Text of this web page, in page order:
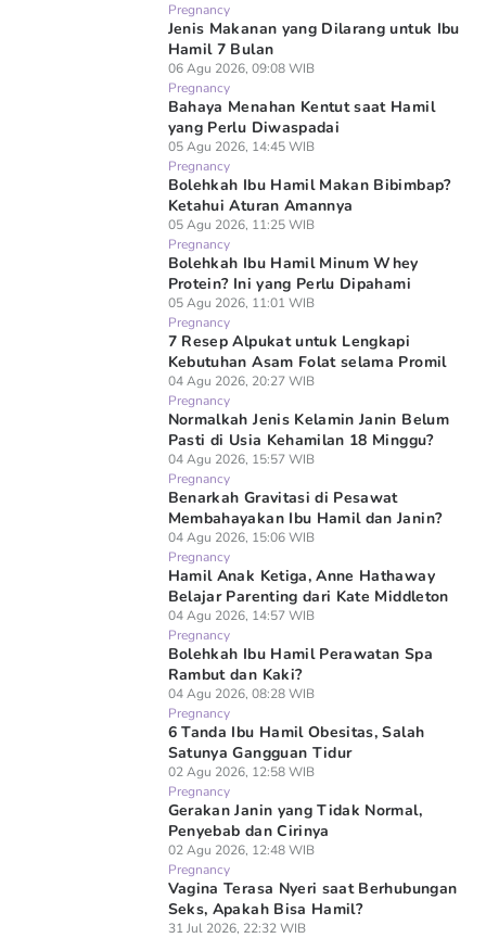
Pregnancy
Jenis Makanan yang Dilarang untuk Ibu
Hamil 7 Bulan
06 Agu 2026, 09:08 WIB
Pregnancy
Bahaya Menahan Kentut saat Hamil
yang Perlu Diwaspadai
05 Agu 2026, 14:45 WIB
Pregnancy
Bolehkah Ibu Hamil Makan Bibimbap?
Ketahui Aturan Amannya
05 Agu 2026, 11:25 WIB
Pregnancy
Bolehkah Ibu Hamil Minum Whey
Protein? Ini yang Perlu Dipahami
05 Agu 2026, 11:01 WIB
Pregnancy
7 Resep Alpukat untuk Lengkapi
Kebutuhan Asam Folat selama Promil
04 Agu 2026, 20:27 WIB
Pregnancy
Normalkah Jenis Kelamin Janin Belum
Pasti di Usia Kehamilan 18 Minggu?
04 Agu 2026, 15:57 WIB
Pregnancy
Benarkah Gravitasi di Pesawat
Membahayakan Ibu Hamil dan Janin?
04 Agu 2026, 15:06 WIB
Pregnancy
Hamil Anak Ketiga, Anne Hathaway
Belajar Parenting dari Kate Middleton
04 Agu 2026, 14:57 WIB
Pregnancy
Bolehkah Ibu Hamil Perawatan Spa
Rambut dan Kaki?
04 Agu 2026, 08:28 WIB
Pregnancy
6 Tanda Ibu Hamil Obesitas, Salah
Satunya Gangguan Tidur
02 Agu 2026, 12:58 WIB
Pregnancy
Gerakan Janin yang Tidak Normal,
Penyebab dan Cirinya
02 Agu 2026, 12:48 WIB
Pregnancy
Vagina Terasa Nyeri saat Berhubungan
Seks, Apakah Bisa Hamil?
31 Jul 2026, 22:32 WIB